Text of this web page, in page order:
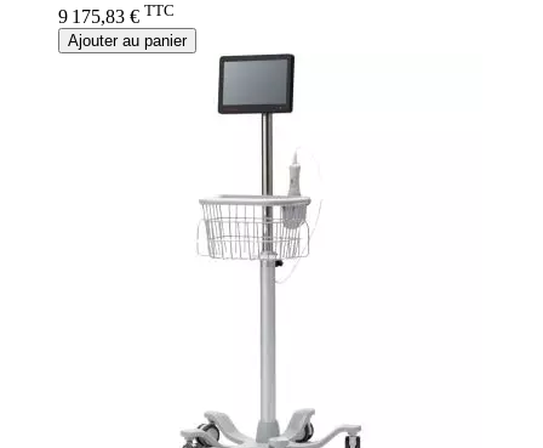
9 175,83 € TTC
Ajouter au panier